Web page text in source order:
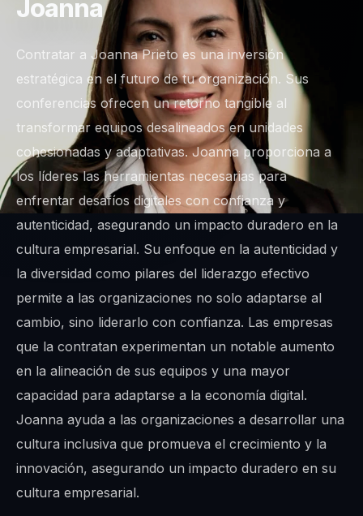
Joanna
Contratar a Joanna Prieto es una inversión
estratégica en el futuro de tu organización. Sus
conferencias ofrecen un retorno tangible al
transformar equipos desalineados en unidades
cohesionadas y adaptativas. Joanna proporciona a
los líderes las herramientas necesarias para
enfrentar desafíos digitales con confianza y
autenticidad, asegurando un impacto duradero en la
cultura empresarial. Su enfoque en la autenticidad y
la diversidad como pilares del liderazgo efectivo
permite a las organizaciones no solo adaptarse al
cambio, sino liderarlo con confianza. Las empresas
que la contratan experimentan un notable aumento
en la alineación de sus equipos y una mayor
capacidad para adaptarse a la economía digital.
Joanna ayuda a las organizaciones a desarrollar una
cultura inclusiva que promueva el crecimiento y la
innovación, asegurando un impacto duradero en su
cultura empresarial.